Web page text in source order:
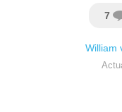
7
William